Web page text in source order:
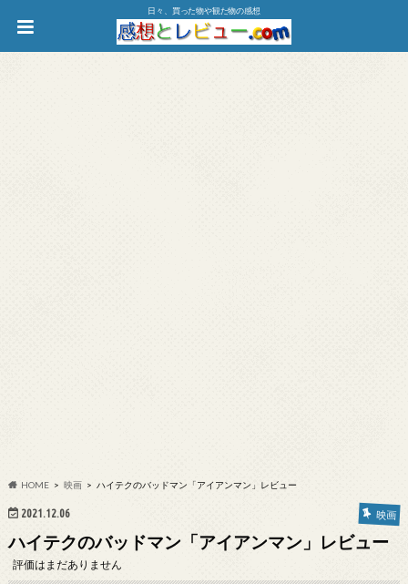
日々、買った物や観た物の感想
HOME 映画 ハイテクのバッドマン「アイアンマン」レビュー
2021.12.06 映画
ハイテクのバッドマン「アイアンマン」レビュー
評価はまだありません